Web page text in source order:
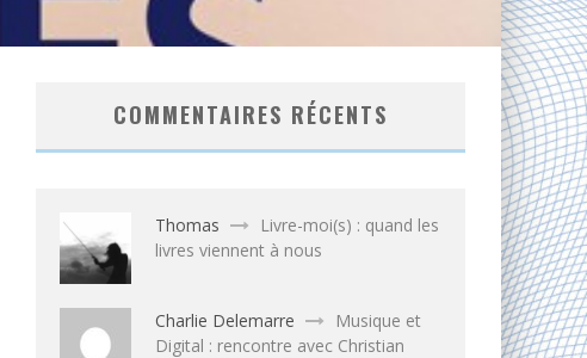
COMMENTAIRES RÉCENTS
Thomas
Livre-moi(s) : quand les
livres viennent à nous
Charlie Delemarre
Musique et
Digital : rencontre avec Christian